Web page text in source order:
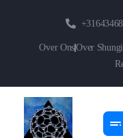
Over OnsOver